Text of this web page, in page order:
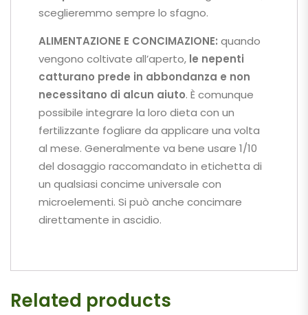
sceglieremmo sempre lo sfagno.
ALIMENTAZIONE E CONCIMAZIONE: quando
vengono coltivate all’aperto, le nepenti
catturano prede in abbondanza e non
necessitano di alcun aiuto. È comunque
possibile integrare la loro dieta con un
fertilizzante fogliare da applicare una volta
al mese. Generalmente va bene usare 1/10
del dosaggio raccomandato in etichetta di
un qualsiasi concime universale con
microelementi. Si può anche concimare
direttamente in ascidio.
Related products